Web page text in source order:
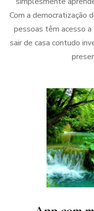
Com a democratização
pessoas têm acesso
sair de casa contudo